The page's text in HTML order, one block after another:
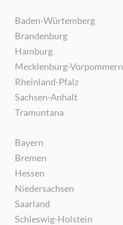
Baden-Würtemberg
Brandenburg
Hamburg
Mecklenburg-Vorpommern
Rheinland-Pfalz
Sachsen-Anhalt
Tramuntana
Bayern
Bremen
Hessen
Niedersachsen
Saarland
Schleswig-Holstein